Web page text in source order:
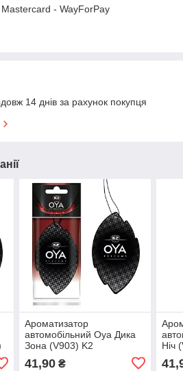
- WayForPay
14 днів за рахунок покупця
Ароматизатор
автомобільний Oya Дика
Зона (V903) K2
41,90₴
Ніч